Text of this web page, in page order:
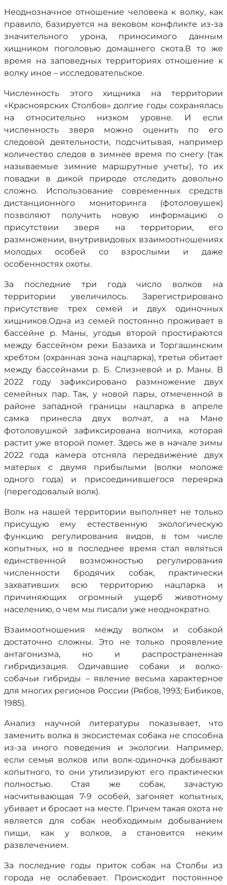
Неоднозначное отношение человека к волку, как
правило, базируется на вековом конфликте из-за
значительного урона, приносимого данным
хищником поголовью домашнего скота.В то же
время на заповедных территориях отношение к
волку иное – исследовательское.
Численность этого хищника на территории
«Красноярских Столбов» долгие годы сохранялась
на относительно низком уровне. И если
численность зверя можно оценить по его
следовой деятельности, подсчитывая, например
количество следов в зимнее время по снегу (так
называемые зимние маршрутные учеты), то их
повадки в дикой природе отследить довольно
сложно. Использование современных средств
дистанционного мониторинга (фотоловушек)
позволяют получить новую информацию о
присутствии зверя на территории, его
размножении, внутривидовых взаимоотношениях
молодых особей со взрослыми и даже
особенностях охоты.
За последние три года число волков на
территории увеличилось. Зарегистрировано
присутствие трех семей и двух одиночных
хищников.Одна из семей постоянно проживает в
бассейне р. Маны, угодья второй простираются
между бассейном реки Базаиха и Торгашинским
хребтом (охранная зона нацпарка), третья обитает
между бассейнами р. Б. Слизневой и р. Маны. В
2022 году зафиксировано размножение двух
семейных пар. Так, у новой пары, отмеченной в
районе западной границы нацпарка в апреле
самка принесла двух волчат, а на Мане
фотоловушкой зафиксирована волчиха, которая
растит уже второй помет. Здесь же в начале зимы
2022 года камера отсняла передвижение двух
матерых с двумя прибылыми (волки моложе
одного года) и присоединившегося переярка
(перегодовалый волк).
Волк на нашей территории выполняет не только
присущую ему естественную экологическую
функцию регулирования видов, в том числе
копытных, но в последнее время стал являться
единственной возможностью регулирования
численности бродячих собак, практически
захвативших всю территорию нацпарка и
причиняющих огромный ущерб животному
населению, о чем мы писали уже неоднократно.
Взаимоотношения между волком и собакой
достаточно сложны. Это не только проявление
антагонизма, но и распространенная
гибридизация. Одичавшие собаки и волко-
собачьи гибриды – явление весьма характерное
для многих регионов России (Рябов, 1993; Бибиков,
1985).
Анализ научной литературы показывает, что
заменить волка в экосистемах собака не способна
из-за иного поведения и экологии. Например,
если семья волков или волк-одиночка добывают
копытного, то они утилизируют его практически
полностью. Стая же собак, зачастую
насчитывающая 7-9 особей, загоняет копытных,
убивает и бросает на месте. Причем такая охота не
является для собак необходимым добыванием
пищи, как у волков, а становится неким
развлечением.
За последние годы приток собак на Столбы из
города не ослабевает. Происходит постоянное